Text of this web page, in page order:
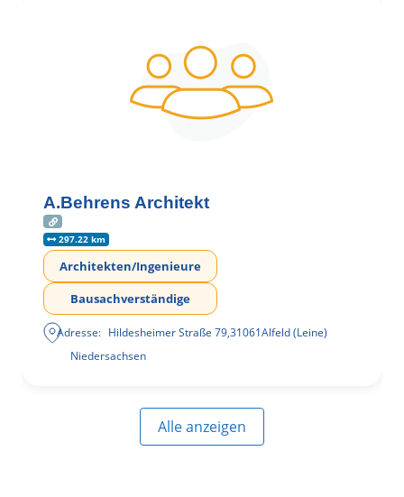
A.Behrens Architekt
297.22 km
Architekten/Ingenieure
Bausachverständige
Adresse: Hildesheimer Straße 79,31061Alfeld (Leine)
Niedersachsen
Alle anzeigen